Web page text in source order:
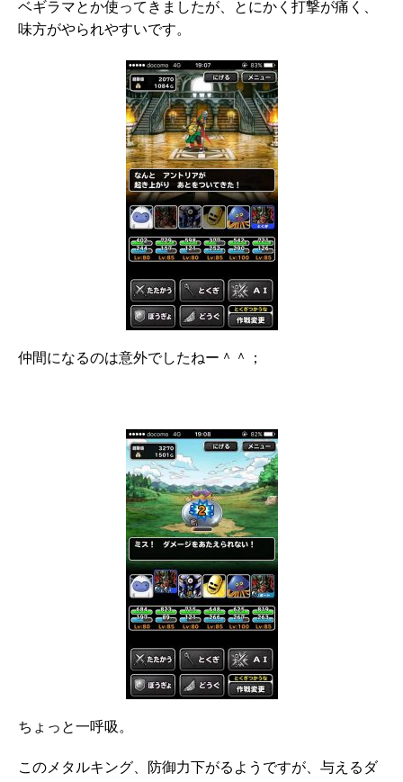
ベギラマとか使ってきましたが、とにかく打撃が痛く、
味方がやられやすいです。
仲間になるのは意外でしたねー＾＾；
ちょっと一呼吸。
このメタルキング、防御力下がるようですが、与えるダ